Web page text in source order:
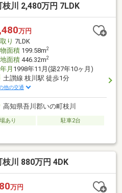
川 2,480万円 7LDK
万円
り 7LDK
面積199.58m2
面積446.32m2
月 1998年11月(築27年10ヶ月)
土讃線 枝川駅 徒歩1分
他の交通
高知県吾川郡いの町枝川
あり
駐車2台
川 880万円 4DK
万円